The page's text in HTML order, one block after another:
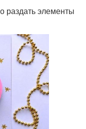
раздать элементы